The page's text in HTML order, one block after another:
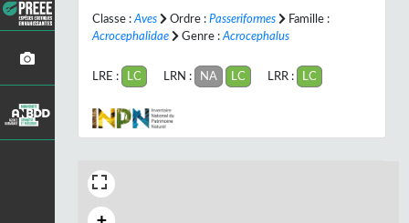
Classe : Aves Ordre : Passeriformes
Famille :
Acrocephalidae
Genre : Acrocephalus
LRE : LC LRN : NA LC LRR : LC